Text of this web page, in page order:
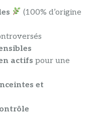
(100% d’origine
actifs pour une
et